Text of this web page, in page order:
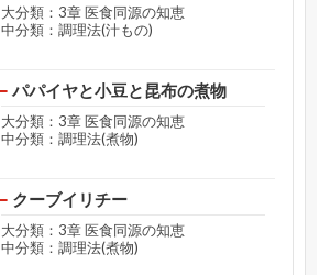
大分類：3章 医食同源の知恵
中分類：調理法(汁もの)
パパイヤと小豆と昆布の煮物
大分類：3章 医食同源の知恵
中分類：調理法(煮物)
クーブイリチー
大分類：3章 医食同源の知恵
中分類：調理法(煮物)